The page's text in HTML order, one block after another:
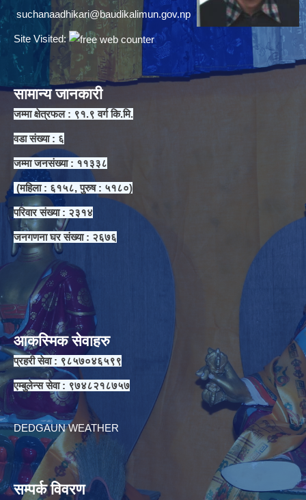
suchanaadhikari@baudikalimun.gov.np
Site Visited:
सामान्य जानकारी
जम्मा क्षेत्रफल : ९१.९ वर्ग कि.मि.
वडा संख्या : ६
जम्मा जनसंख्या : ११३३८
(महिला : ६१५८, पुरुष : ५१८०)
परिवार संख्या : २३१४
जनगणना घर संख्या : २६७६
आकस्मिक सेवाहरु
प्रहरी सेवा : ९८५७०४६५९९
एम्बुलेन्स सेवा : ९७४८२१८७५७
DEDGAUN WEATHER
सम्पर्क विवरण